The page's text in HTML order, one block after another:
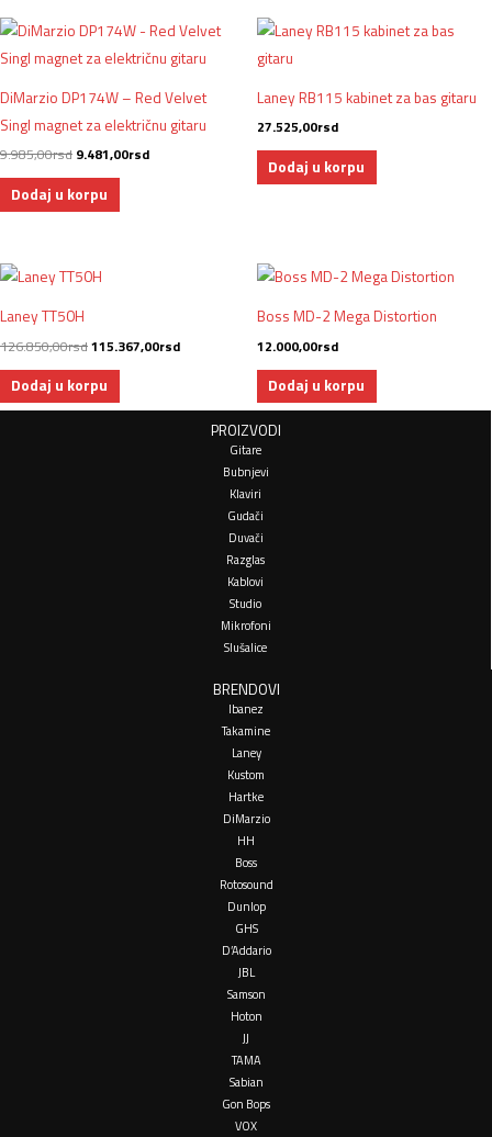
DiMarzio DP174W – Red Velvet
Singl magnet za električnu gitaru
9.985,00rsd
Originalna
cena
je
9.985,00rsd.
9.481,00rsd
Trenutna
cena
je:
Dodaj u korpu
Laney RB115 kabinet za bas gitaru
27.525,00rsd
Dodaj u korpu
Laney TT50H
126.850,00rsd
Originalna
cena
126.850,00rsd.
115.367,00rsd
115.367,00rsd.
Dodaj u korpu
Boss MD-2 Mega Distortion
12.000,00rsd
Dodaj u korpu
PROIZVODI
Gitare
Bubnjevi
Klaviri
Gudači
Duvači
Razglas
Kablovi
Studio
Mikrofoni
Slušalice
BRENDOVI
Ibanez
Takamine
Laney
Kustom
Hartke
DiMarzio
HH
Boss
Rotosound
Dunlop
GHS
D’Addario
JBL
Samson
Hoton
JJ
TAMA
Sabian
Gon Bops
VOX